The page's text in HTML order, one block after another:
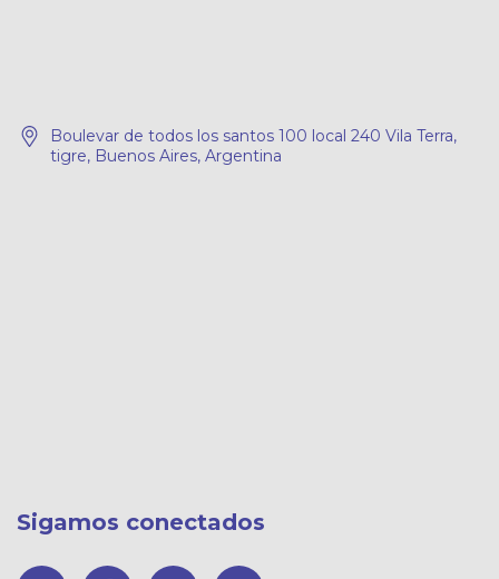
Boulevar de todos los santos 100 local 240 Vila Terra,
tigre, Buenos Aires, Argentina
Sigamos conectados